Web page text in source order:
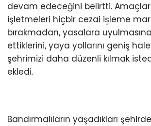
devam edeceğini belirtti.
işletmeleri hiçbir cezai işleme
bırakmadan, yasalara
ettiklerini, yaya yollarını geniş
şehrimizi daha düzenli kılmak
ekledi.
Bandırmalıların yaşadıkları